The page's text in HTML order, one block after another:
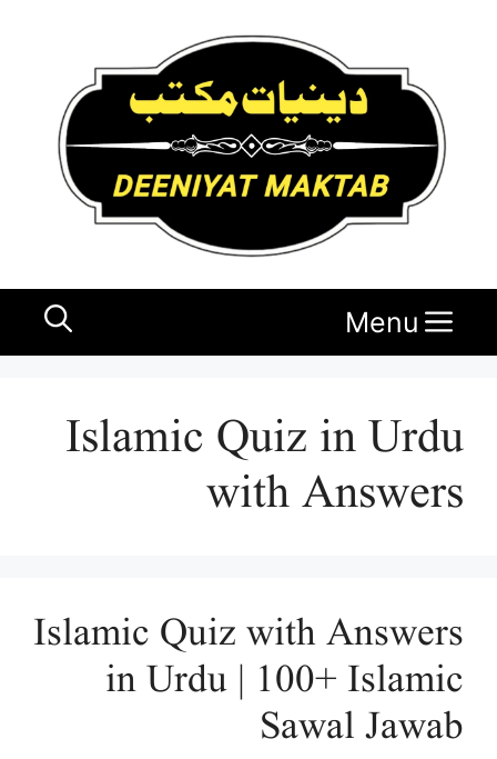
Menu
Islamic Quiz in Urdu
with Answers
Islamic Quiz with Answers
in Urdu | 100+ Islamic
Sawal Jawab